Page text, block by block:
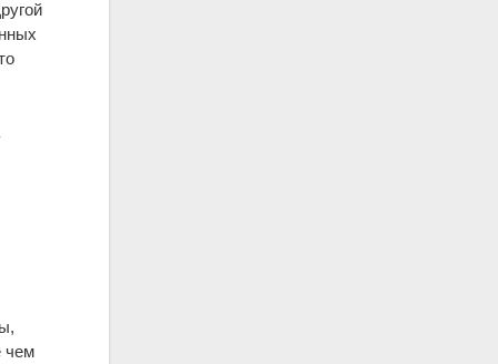
чем